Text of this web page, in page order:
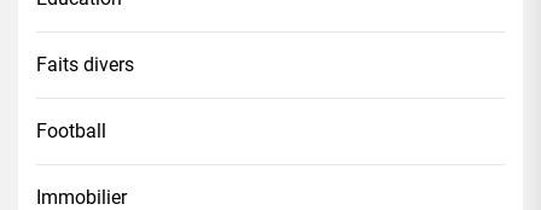
Faits divers
Football
Immobilier